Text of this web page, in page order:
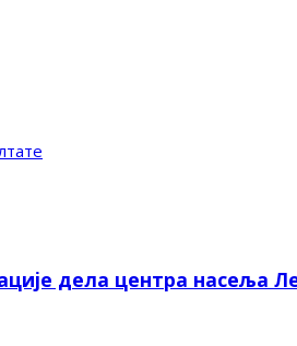
дела центра насеља